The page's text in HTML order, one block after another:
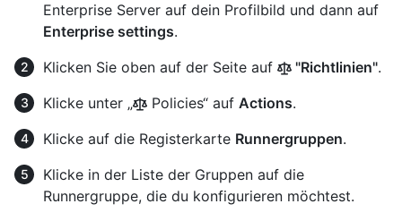
Enterprise Server auf dein Profilbild und dann auf
Enterprise settings.
Klicken Sie oben auf der Seite auf
"Richtlinien".
Klicke unter „
Policies“ auf Actions.
Klicke auf die Registerkarte Runnergruppen.
Klicke in der Liste der Gruppen auf die
Runnergruppe, die du konfigurieren möchtest.